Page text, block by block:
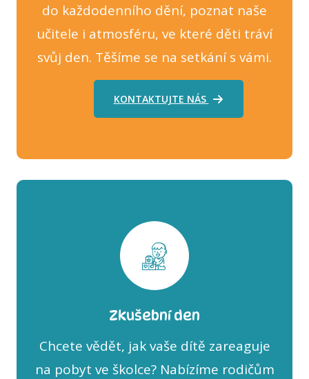
do každodenního dění, poznat naše
učitele i atmosféru, ve které děti tráví
svůj den. Těšíme se na setkání s vámi.
KONTAKTUJTE NÁS
Zkušební den
Chcete vědět, jak vaše dítě zareaguje
na pobyt ve školce? Nabízíme rodičům